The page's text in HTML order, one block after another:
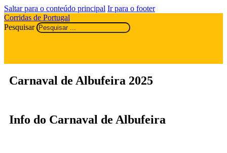
Saltar para o conteúdo principal Ir para o footer
Corridas de Portugal
Pesquisar
Carnaval de Albufeira 2025
Info do Carnaval de Albufeira